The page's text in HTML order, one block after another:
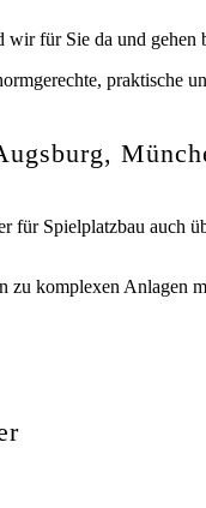
wir für Sie da und
praktische
für Spielplatzbau auch
zu komplexen Anlagen